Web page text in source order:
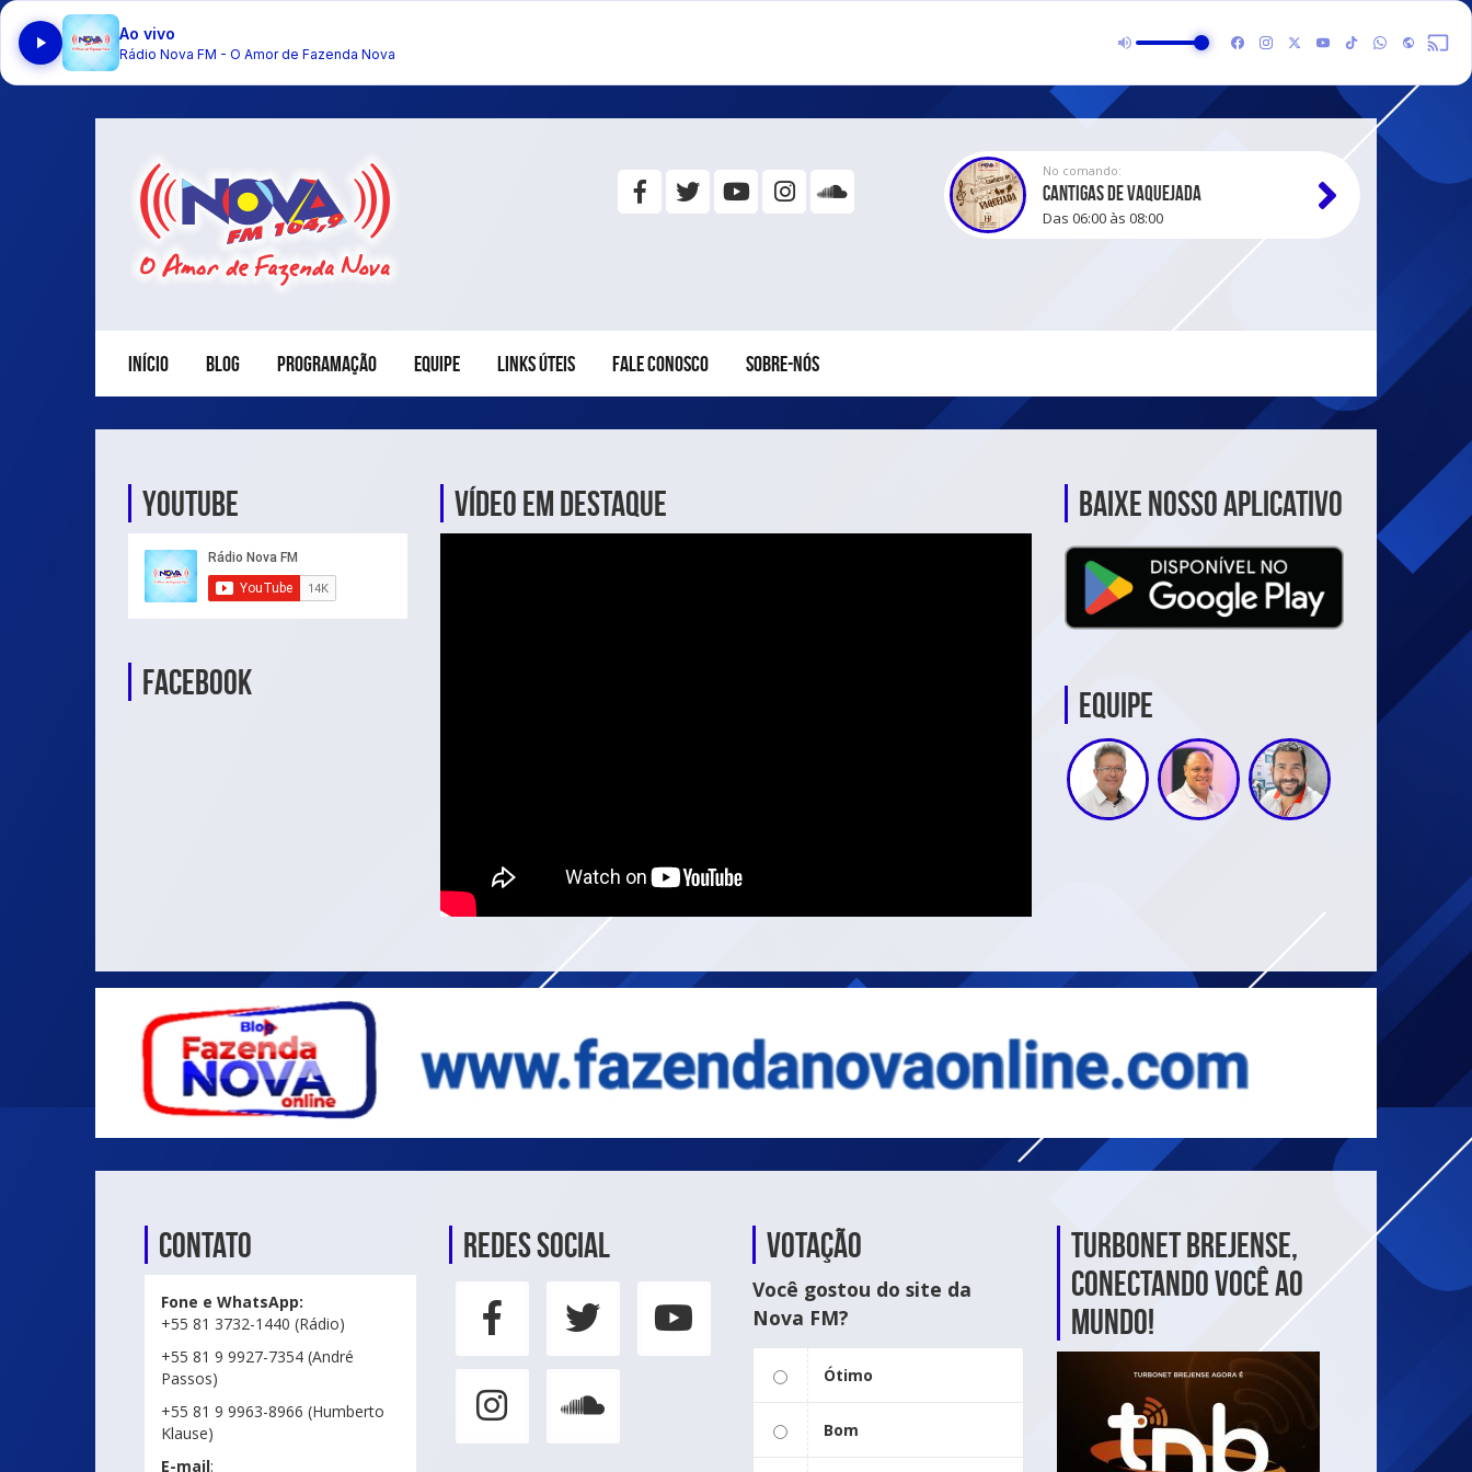
Ao vivo
Rádio Nova FM - O Amor de Fazenda Nova
No comando:
CANTIGAS DE VAQUEJADA
Das 06:00 às 08:00
INÍCIO BLOG PROGRAMAÇÃO EQUIPE LINKS ÚTEIS FALE CONOSCO SOBRE-NÓS
YouTube
Facebook
Vídeo em destaque Baixe nosso aplicativo
Equipe
Contato
Fone e WhatsApp:
+55 81 3732-1440 (Rádio)
+55 81 9 9927-7354 (André
Passos)
+55 81 9 9963-8966 (Humberto
Klause)
E-mail:
Redes social Votação
Você gostou do site da
Nova FM?
Ótimo
Bom
TurboNet Brejense,
Conectando Você ao
Mundo!